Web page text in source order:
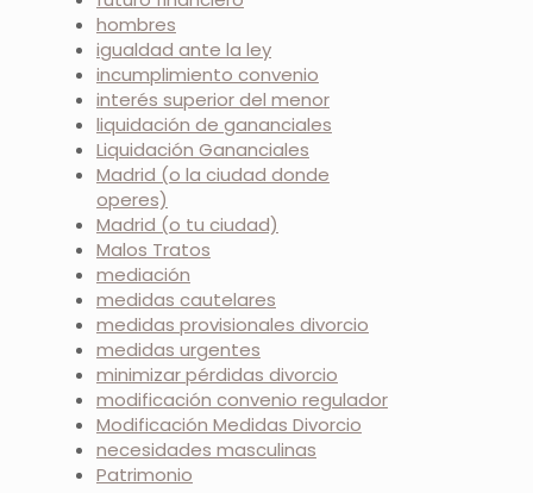
hombres
igualdad ante la ley
incumplimiento convenio
interés superior del menor
liquidación de gananciales
Liquidación Gananciales
Madrid (o la ciudad donde
operes)
Madrid (o tu ciudad)
Malos Tratos
mediación
medidas cautelares
medidas provisionales divorcio
medidas urgentes
minimizar pérdidas divorcio
modificación convenio regulador
Modificación Medidas Divorcio
necesidades masculinas
Patrimonio